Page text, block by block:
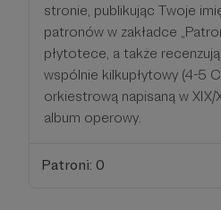
stronie, publikując Twoje
patronów w zakładce
płytotece, a także
wspólnie kilkupłytowy (4-5
orkiestrową napisaną w XIX/
album operowy.
Patroni: 0